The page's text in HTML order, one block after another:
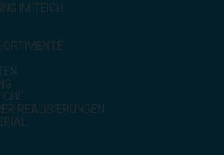
IM TEICH
REALISIERUNGEN